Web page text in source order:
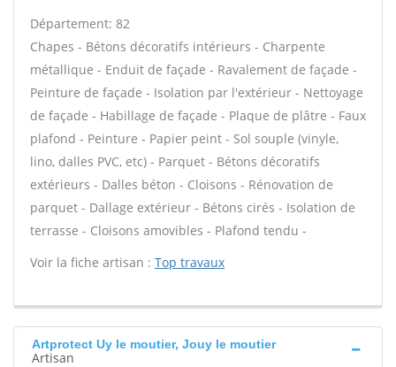
Département: 82
Chapes - Bétons décoratifs intérieurs - Charpente
métallique - Enduit de façade - Ravalement de façade -
Peinture de façade - Isolation par l'extérieur - Nettoyage
de façade - Habillage de façade - Plaque de plâtre - Faux
plafond - Peinture - Papier peint - Sol souple (vinyle,
lino, dalles PVC, etc) - Parquet - Bétons décoratifs
extérieurs - Dalles béton - Cloisons - Rénovation de
parquet - Dallage extérieur - Bétons cirés - Isolation de
terrasse - Cloisons amovibles - Plafond tendu -
Voir la fiche artisan : Top travaux
Artprotect Uy le moutier, Jouy le moutier
Artisan